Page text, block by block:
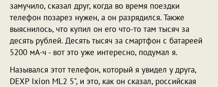
замучило, сказал друг, когда во время поездки
телефон позарез нужен, а он разрядился. Также
выяснилось, что купил он его что-то там тысяч за
десять рублей. Десять тысяч за смартфон с батареей
5200 мА·ч - вот это уже интересно, подумал я.
Назывался этот телефон, который я увидел у друга,
DEXP Ixion ML2 5", и это, как он сказал, российская